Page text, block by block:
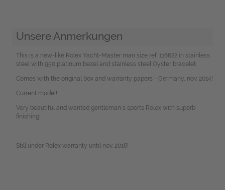
Unsere Anmerkungen
This is a new-like Rolex Yacht-Master man size ref. 116622 in stainless
steel with 950 platinum bezel and stainless steel Oyster bracelet.
Comes with the original box and warranty papers - Germany, nov. 2014!
Current model!
Very beautiful and wanted gentleman´s sports Rolex with superb
finishing!
Still under Rolex warranty until nov. 2016!